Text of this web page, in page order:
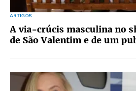
ARTIGOS
A via-crúcis masculina no
de São Valentim e de um